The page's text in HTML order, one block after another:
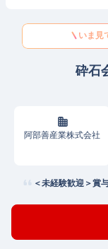
いま見
砕石
阿部善産業株式会社
＜未経験歓迎＞賞